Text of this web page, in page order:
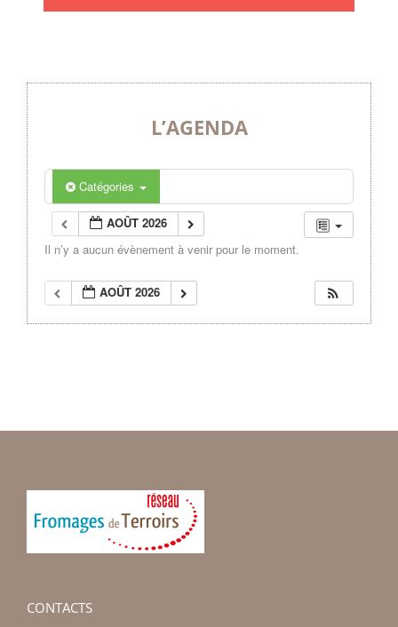
L’AGENDA
Catégories
AOÛT 2026
Il n’y a aucun évènement à venir pour le moment.
AOÛT 2026
CONTACTS